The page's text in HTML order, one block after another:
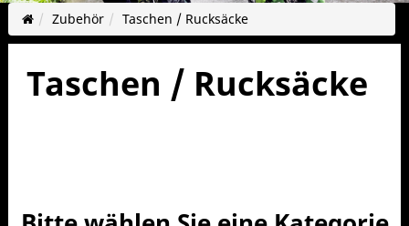
Zubehör Taschen / Rucksäcke
Taschen / Rucksäcke